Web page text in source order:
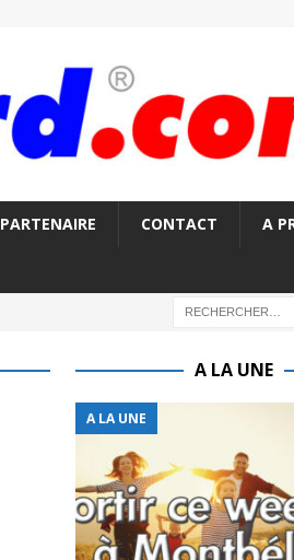
PARTENAIRE CONTACT A
A LA UNE
A LA UNE